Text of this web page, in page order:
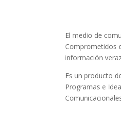
El medio de
Comprometidos
información
Es un producto
Programas e